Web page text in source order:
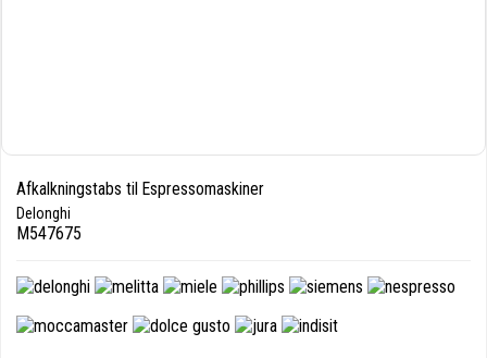
Afkalkningstabs til Espressomaskiner
Delonghi
M547675